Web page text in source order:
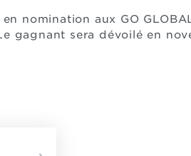
nomination aux GO
gagnant sera dévoilé en